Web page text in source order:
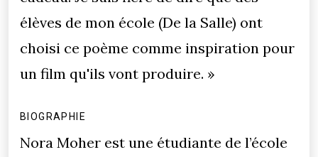
élèves de mon école (De la Salle) ont
choisi ce poème comme inspiration pour
un film qu'ils vont produire. »
BIOGRAPHIE
Nora Moher est une étudiante de l’école